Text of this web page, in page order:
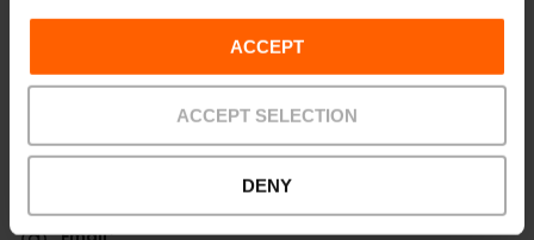
ACCEPT
ACCEPT SELECTION
DENY
Kontakt
Website Museum für Frühgeschichte